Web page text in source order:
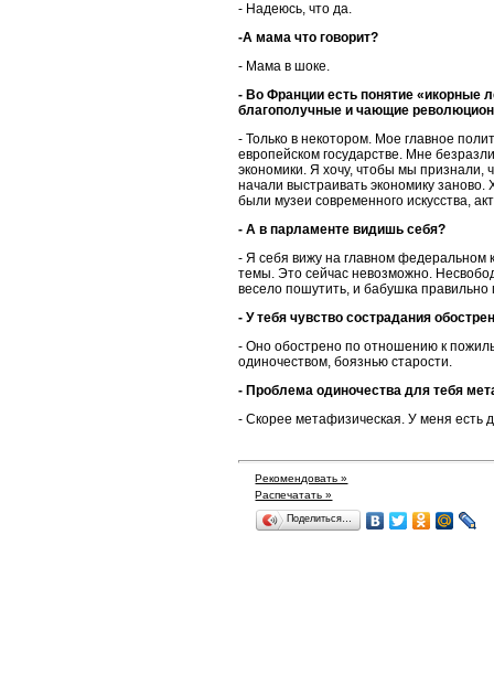
- Надеюсь, что да.
-А мама что говорит?
- Мама в шоке.
- Во Франции есть понятие «икорные
благополучные и чающие
- Только в некотором. Мое главное
европейском государстве. Мне
экономики. Я хочу, чтобы мы признали,
начали выстраивать экономику
были музеи современного искусства,
- А в парламенте видишь себя?
- Я себя вижу на главном федеральном
темы. Это сейчас невозможно.
весело пошутить, и бабушка правильно
- У тебя чувство сострадания
- Оно обострено по отношению к
одиночеством, боязнью старости.
- Проблема одиночества для тебя
- Скорее метафизическая. У меня есть
Рекомендовать »
Распечатать »
Поделиться…